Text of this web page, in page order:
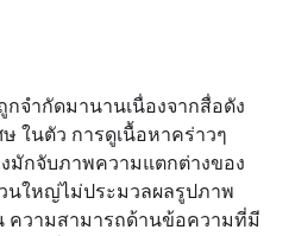
จำกัดมานานเนื่องจากสื่อดัง
ในตัว การดูเนื้อหาคร่าวๆ
มักจับภาพความแตกต่างของ
นใหญ่ไม่ประมวลผลรูปภาพ
ความสามารถด้านข้อความที่มี